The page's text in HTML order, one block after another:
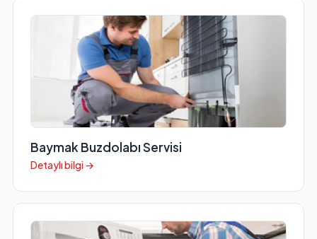
Baymak Buzdolabı Servisi
Detaylı bilgi →